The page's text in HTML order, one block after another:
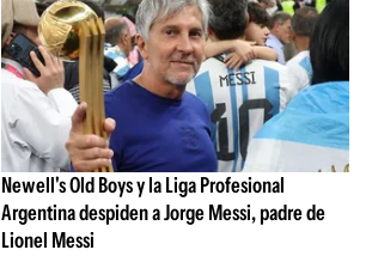
Newell's Old Boys y la Liga Profesional
Argentina despiden a Jorge Messi, padre de
Lionel Messi